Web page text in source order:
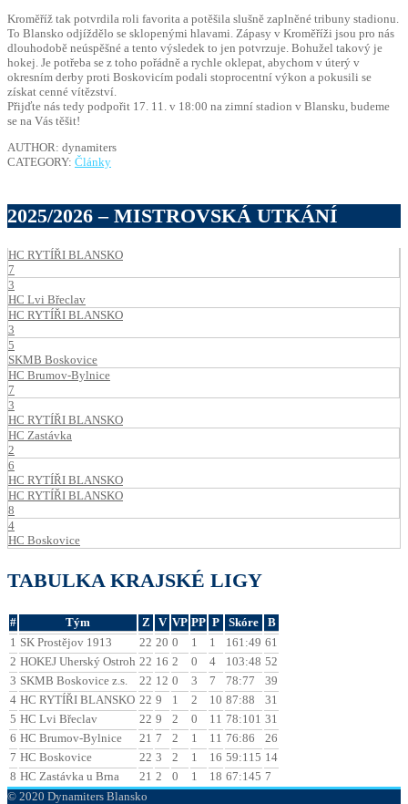
Kroměříž tak potvrdila roli favorita a potěšila slušně zaplněné tribuny stadionu.
To Blansko odjíždělo se sklopenými hlavami. Zápasy v Kroměříži jsou pro nás
dlouhodobě neúspěšné a tento výsledek to jen potvrzuje. Bohužel takový je
hokej. Je potřeba se z toho pořádně a rychle oklepat, abychom v úterý v
okresním derby proti Boskovicím podali stoprocentní výkon a pokusili se
získat cenné vítězství.
Přijďte nás tedy podpořit 17. 11. v 18:00 na zimní stadion v Blansku, budeme
se na Vás těšit!
AUTHOR: dynamiters
CATEGORY: Články
2025/2026 – MISTROVSKÁ UTKÁNÍ
HC RYTÍŘI BLANSKO
7
3
HC Lvi Břeclav
HC RYTÍŘI BLANSKO
3
5
SKMB Boskovice
HC Brumov-Bylnice
7
3
HC RYTÍŘI BLANSKO
HC Zastávka
2
6
HC RYTÍŘI BLANSKO
HC RYTÍŘI BLANSKO
8
4
HC Boskovice
TABULKA KRAJSKÉ LIGY
# Tým Z V VP PP P Skóre
B
1 SK Prostějov 1913 22 20 0 1 1 161:49 61
2 HOKEJ Uherský Ostroh 22 16 2 0 4 103:48 52
3 SKMB Boskovice z.s. 22 12 0 3 7 78:77
39
4 HC RYTÍŘI BLANSKO 22 9 1 2 10 87:88
31
5 HC Lvi Břeclav 22 9 2 0 11 78:101 31
6 HC Brumov-Bylnice 21 7 2 1 11 76:86
26
7 HC Boskovice 22 3 2 1 16 59:115 14
8 HC Zastávka u Brna 21 2 0 1 18 67:145 7
© 2020 Dynamiters Blansko